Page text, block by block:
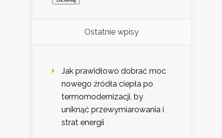
Ostatnie wpisy
Jak prawidłowo dobrać moc
nowego źródła ciepła po
termomodernizacji, by
uniknąć przewymiarowania i
strat energii